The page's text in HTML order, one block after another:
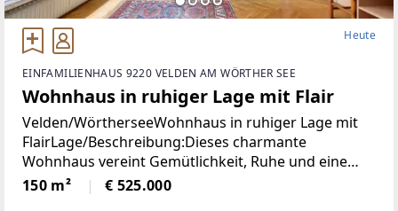
Heute
EINFAMILIENHAUS 9220 VELDEN AM WÖRTHER SEE
Wohnhaus in ruhiger Lage mit Flair
Velden/WörtherseeWohnhaus in ruhiger Lage mit
FlairLage/Beschreibung:Dieses charmante
Wohnhaus vereint Gemütlichkeit, Ruhe und eine
hohe Lebensqualität in unmittelbarer Nähe zum
Zentrum von Velden. Eingebettet in eine
150 m² € 525.000